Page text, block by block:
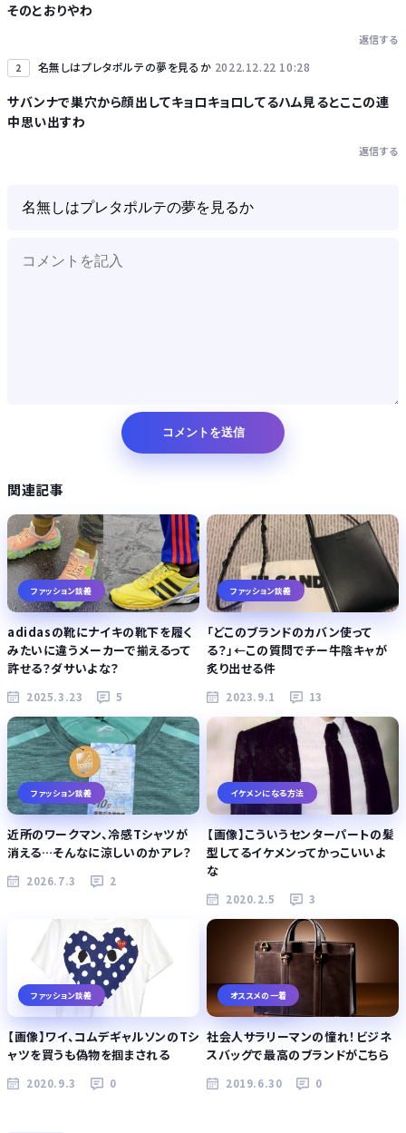
そのとおりやわ
返信する
2 名無しはプレタポルテの夢を見るか 2022.12.22 10:28
サバンナで巣穴から顔出してキョロキョロしてるハム見るとここの連
中思い出すわ
返信する
関連記事
ファッション談義
adidasの靴にナイキの靴下を履く
みたいに違うメーカーで揃えるって
許せる？ダサいよな？
2025.3.23 5
ファッション談義
「どこのブランドのカバン使って
る？」←この質問でチー牛陰キャが
炙り出せる件
2023.9.1 13
ファッション談義
近所のワークマン、冷感Tシャツが
消える…そんなに涼しいのかアレ？
2026.7.3 2
イケメンになる方法
【画像】こういうセンターパートの髪
型してるイケメンってかっこいいよ
な
2020.2.5 3
ファッション談義
【画像】ワイ、コムデギャルソンのTシ
ャツを買うも偽物を掴まされる
2020.9.3 0
オススメの一着
社会人サラリーマンの憧れ！ビジネ
スバッグで最高のブランドがこちら
2019.6.30 0